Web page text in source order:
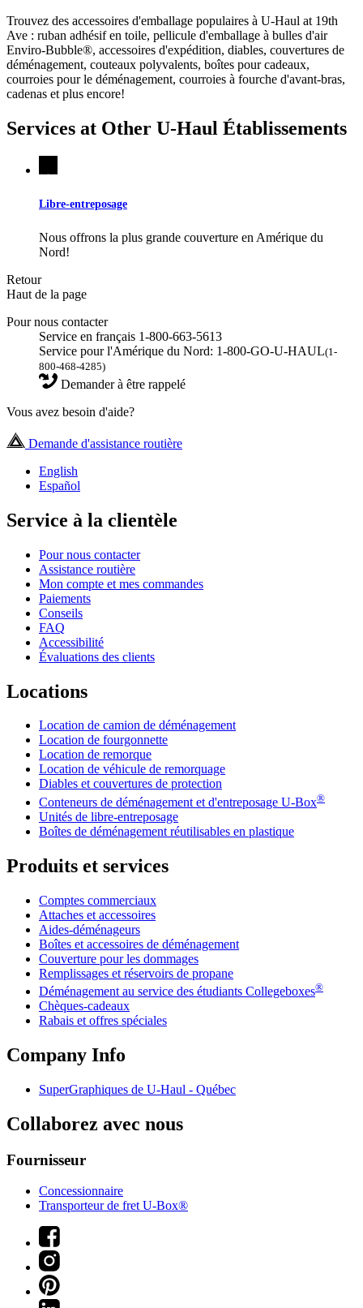
Trouvez des accessoires d'emballage populaires à U-Haul at 19th
Ave : ruban adhésif en toile, pellicule d'emballage à bulles d'air
Enviro-Bubble®, accessoires d'expédition, diables, couvertures de
déménagement, couteaux polyvalents, boîtes pour cadeaux,
courroies pour le déménagement, courroies à fourche d'avant-bras,
cadenas et plus encore!
Services at Other U-Haul Établissements
Libre-entreposage
Nous offrons la plus grande couverture en Amérique du
Nord!
Retour
Haut de la page
Pour nous contacter
Service en français 1-800-663-5613
Service pour l'Amérique du Nord: 1-800-GO-U-HAUL(1-
800-468-4285)
Demander à être rappelé
Vous avez besoin d'aide?
Demande d'assistance routière
English
Español
Service à la clientèle
Pour nous contacter
Assistance routière
Mon compte et mes commandes
Paiements
Conseils
FAQ
Accessibilité
Évaluations des clients
Locations
Location de camion de déménagement
Location de fourgonnette
Location de remorque
Location de véhicule de remorquage
Diables et couvertures de protection
Conteneurs de déménagement et d'entreposage U-Box®
Unités de libre-entreposage
Boîtes de déménagement réutilisables en plastique
Produits et services
Comptes commerciaux
Attaches et accessoires
Aides-déménageurs
Boîtes et accessoires de déménagement
Couverture pour les dommages
Remplissages et réservoirs de propane
Déménagement au service des étudiants Collegeboxes®
Chèques-cadeaux
Rabais et offres spéciales
Company Info
SuperGraphiques de U-Haul - Québec
Collaborez avec nous
Fournisseur
Concessionnaire
Transporteur de fret U-Box®